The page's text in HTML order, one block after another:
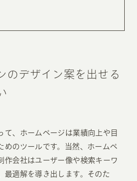
のデザイン案を出せる
て、ホームページは業績向上や目
めのツールです。当然、ホームペ
作会社はユーザー像や検索キーワ
最適解を導き出します。そのた